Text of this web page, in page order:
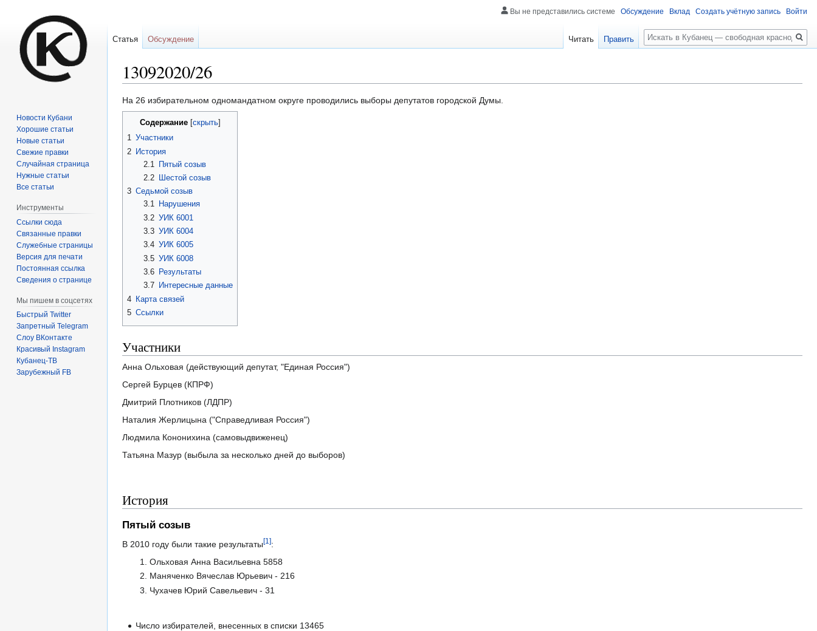
13092020/26
Перейти
к
навигации
Перейти
к
поиску
На 26 избирательном одномандатном округе проводились выборы депутатов городской Думы.
Содержание
1 Участники
2 История
2.1
Пятый созыв
2.2
Шестой созыв
3 Седьмой созыв
3.1
Нарушения
3.2 УИК 6001
3.3 УИК 6004
3.4 УИК 6005
3.5 УИК 6008
3.6
Результаты
3.7
Интересные данные
4 Карта связей
5 Ссылки
Участники
Анна Ольховая (действующий депутат, "Единая Россия")
Сергей Бурцев (КПРФ)
Дмитрий Плотников (ЛДПР)
Наталия Жерлицына ("Справедливая Россия")
Людмила Кононихина (самовыдвиженец)
Татьяна Мазур (выбыла за несколько дней до выборов)
История
Пятый созыв
В 2010 году были такие результаты[1]:
Ольховая Анна Васильевна 5858
Маняченко Вячеслав Юрьевич - 216
Чухачев Юрий Савельевич - 31
Число избирателей, внесенных в списки 13465
Вы не представились системе Обсуждение Вклад Создать учётную запись Войти
Статья Обсуждение Читать Править
Поиск
Новости Кубани
Хорошие статьи
Новые статьи
Свежие правки
Случайная страница
Нужные статьи
Все статьи
Инструменты
Ссылки сюда
Связанные правки
Служебные страницы
Версия для печати
Постоянная ссылка
Сведения о странице
Мы пишем в соцсетях
Быстрый Twitter
Запретный Telegram
Слоу ВКонтакте
Красивый Instagram
Кубанец-ТВ
Зарубежный FB